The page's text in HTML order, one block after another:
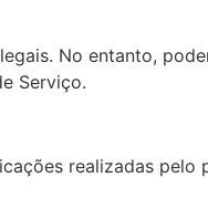
No entanto,
Serviço.
realizadas pelo